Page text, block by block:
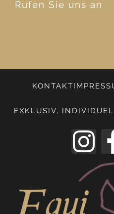
Rufen Sie uns an
KONTAKT
EXKLUSIV,